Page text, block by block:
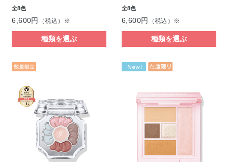
全8色
6,600円 （税込）※
種類を選ぶ
全8色
6,600円 （税込）※
種類を選ぶ